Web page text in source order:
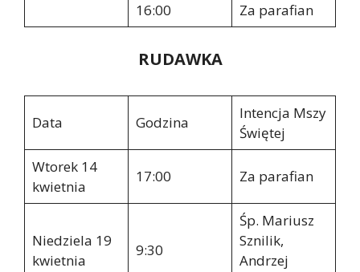
16:00
Za parafian
RUDAWKA
Data Godzina
Intencja Mszy
Świętej
Wtorek 14
kwietnia
17:00 Za parafian
Niedziela 19
kwietnia
9:30
Śp. Mariusz
Sznilik,
Andrzej